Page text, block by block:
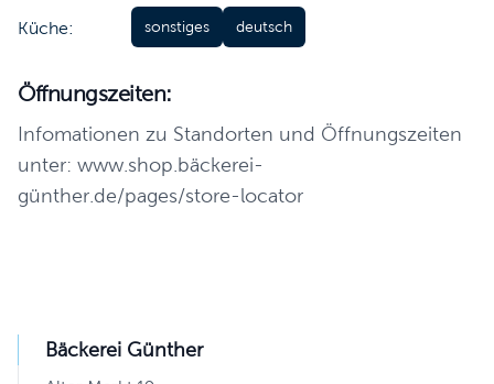
Küche: sonstiges deutsch
Öffnungszeiten:
Infomationen zu Standorten und Öffnungszeiten
unter: www.shop.bäckerei-
günther.de/pages/store-locator
Bäckerei Günther